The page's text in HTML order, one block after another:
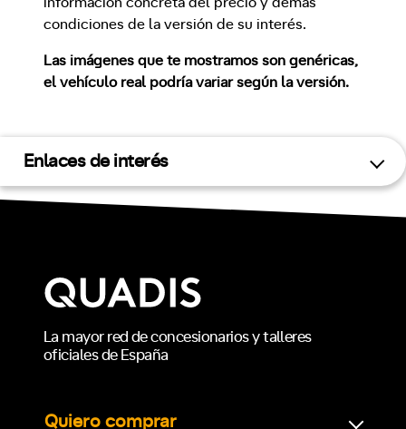
condiciones de la versión de su interés.
Las imágenes que te mostramos son genéricas,
el vehículo real podría variar según la versión.
Enlaces de interés
La mayor red de concesionarios y talleres
oficiales de España
Quiero comprar